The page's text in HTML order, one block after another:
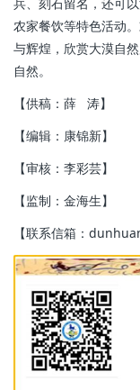
农家餐饮等特色活动
与辉煌，欣赏大漠自
自然。
【供稿：薛 涛】
【编辑：康锦新】
【审核：李彩芸】
【监制：金海生】
【联系信箱：